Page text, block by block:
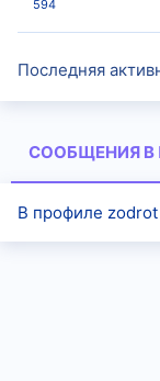
594
Последняя
СООБЩЕНИЯ В
В профиле